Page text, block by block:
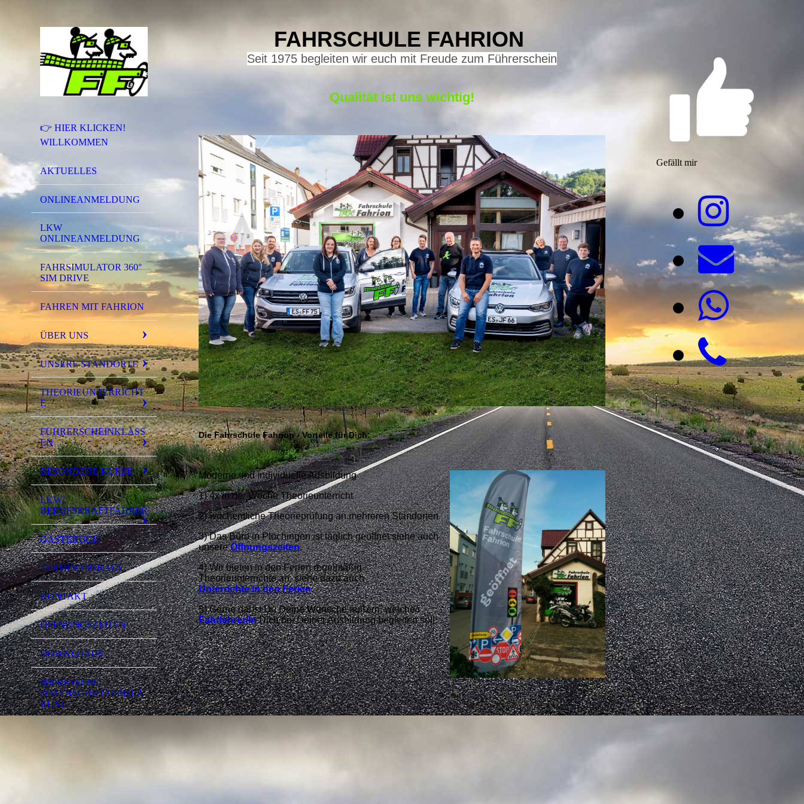
👉 HIER KLICKEN!
WILLKOMMEN
AKTUELLES
ONLINEANMELDUNG
LKW
ONLINEANMELDUNG
FAHRSIMULATOR 360°
SIM DRIVE
FAHREN MIT FAHRION
ÜBER UNS
UNSERE STANDORTE
THEORIEUNTERRICHT
E
FÜHRERSCHEINKLASS
EN
BESONDERE KURSE
LKW/
BERUFSKRAFTFAHRER
GÄSTEBUCH
TERMINANFRAGE
KONTAKT
ÖFFNUNGSZEITEN
DOWNLOADS
IMPRESSUM/
DATENSCHUTZERKLÄ
RUNG
FAHRSCHULE FAHRION
Seit 1975 begleiten wir euch mit Freude zum Führerschein
Qualität ist uns wichtig!
Die Fahrschule Fahrion - Vorteile für Dich:
Moderne und individuelle Ausbildung
1) 4x in der Woche Theorieunterricht
2) wöchentliche Theorieprüfung an mehreren Standorten
3) Das Büro in Plochingen ist täglich geöffnet siehe auch
unsereÖffnungszeiten.
4) Wir bieten in den Ferien regelmäßig
Theorieunterrichte an, siehe dazu auch
Unterrichte in den Ferien.
5) Gerne darfst Du Deine Wünsche äußern, welche/r
Fahrlehrer/inDich bei Deiner Ausbildung begleiten soll.
Gefällt mir